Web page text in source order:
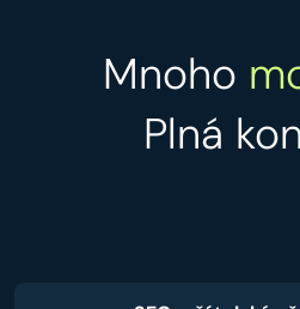
Mnoho
Plná